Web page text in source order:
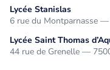
Lycée Stanislas
6 rue du Montparnasse
Lycée Saint Thomas
44 rue de Grenelle —